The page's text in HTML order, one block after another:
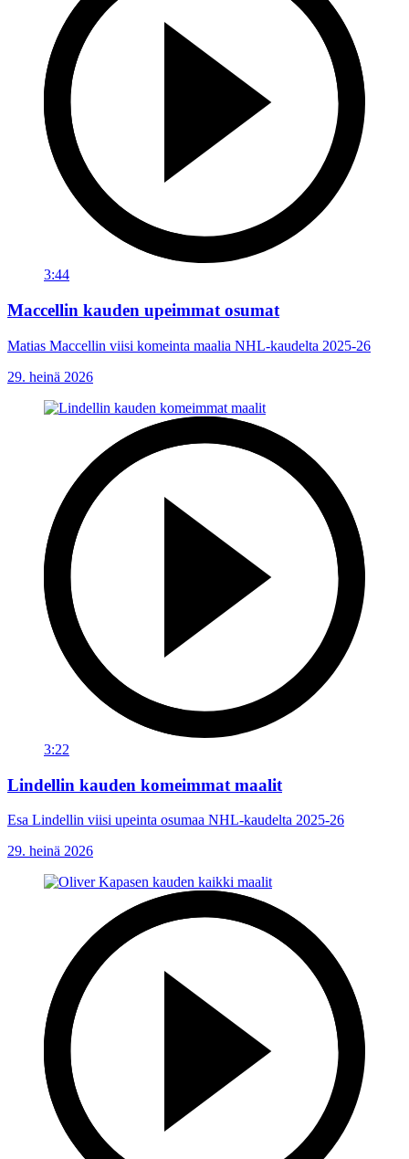
3:44
Maccellin kauden upeimmat osumat
Matias Maccellin viisi komeinta maalia NHL-kaudelta 2025-26
29. heinä 2026
3:22
Lindellin kauden komeimmat maalit
Esa Lindellin viisi upeinta osumaa NHL-kaudelta 2025-26
29. heinä 2026